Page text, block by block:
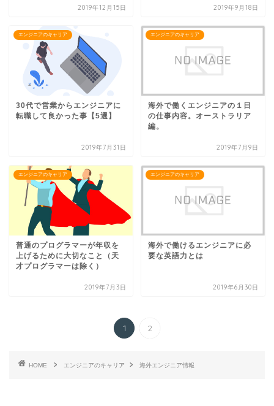
2019年12月15日 2019年9月18日
エンジニアのキャリア
30代で営業からエンジニアに
転職して良かった事【5選】
2019年7月31日
エンジニアのキャリア
海外で働くエンジニアの１日
の仕事内容。オーストラリア
編。
2019年7月9日
エンジニアのキャリア
普通のプログラマーが年収を
上げるために大切なこと（天
才プログラマーは除く）
2019年7月3日
エンジニアのキャリア
海外で働けるエンジニアに必
要な英語力とは
2019年6月30日
1 2
HOME エンジニアのキャリア 海外エンジニア情報